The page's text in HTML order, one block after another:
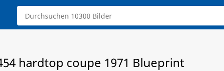
hardtop coupe 1971 Blueprint